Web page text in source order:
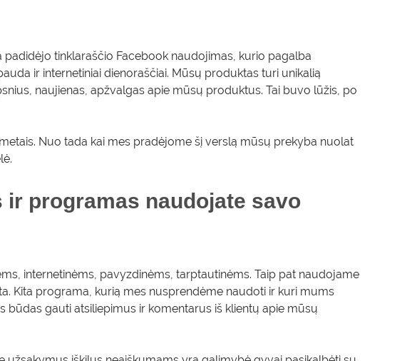
tinklaraščio Facebook naudojimas, kurio pagalba
ir internetiniai dienoraščiai. Mūsų produktas turi unikalią
naujienas, apžvalgas apie mūsų produktus. Tai buvo lūžis, po
Nuo tada kai mes pradėjome šį verslą mūsų prekyba nuolat
programas naudojate savo
internetinėms, pavyzdinėms, tarptautinėms. Taip pat naudojame
Kita programa, kurią mes nusprendėme naudoti ir kuri mums
būdas gauti atsiliepimus ir komentarus iš klientų apie mūsų